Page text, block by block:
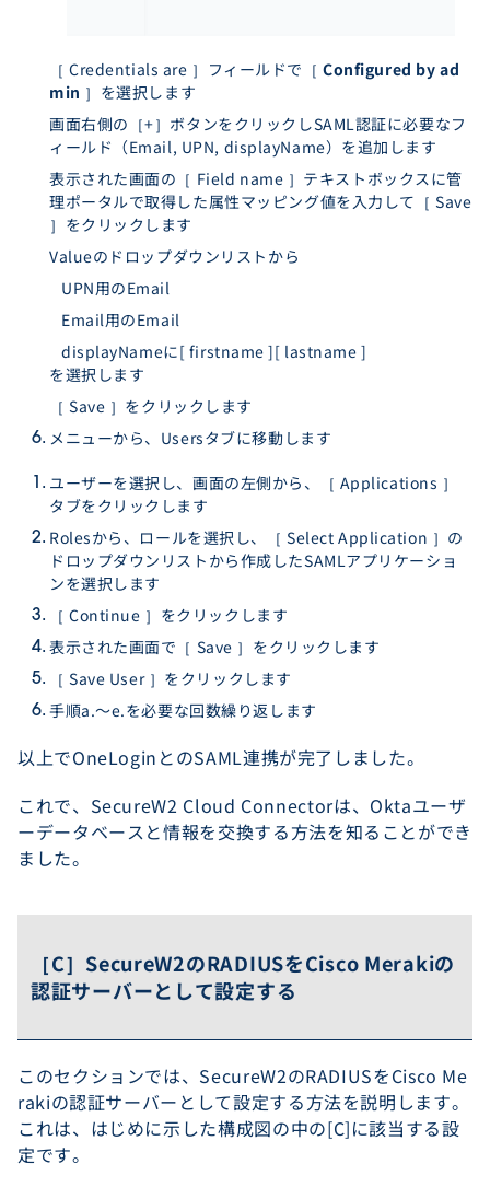
［ Credentials are ］フィールドで［Configured by ad
min ］を選択します
画面右側の［+］ボタンをクリックしSAML認証に必要なフ
ィールド（Email, UPN, displayName）を追加します
表示された画面の［ Field name ］テキストボックスに管
理ポータルで取得した属性マッピング値を入力して［ Save
］をクリックします
Valueのドロップダウンリストから
UPN用のEmail
Email用のEmail
displayNameに[ firstname ][ lastname ]
を選択します
［ Save ］をクリックします
メニューから、Usersタブに移動します
ユーザーを選択し、画面の左側から、［ Applications ］
タブをクリックします
Rolesから、ロールを選択し、［ Select Application ］の
ドロップダウンリストから作成したSAMLアプリケーショ
ンを選択します
［ Continue ］をクリックします
表示された画面で［ Save ］をクリックします
［ Save User ］をクリックします
手順a.〜e.を必要な回数繰り返します
以上でOneLoginとのSAML連携が完了しました。
これで、SecureW2 Cloud Connectorは、Oktaユーザ
ーデータベースと情報を交換する方法を知ることができ
ました。
［C］SecureW2のRADIUSをCisco Merakiの
認証サーバーとして設定する
このセクションでは、SecureW2のRADIUSをCisco Me
rakiの認証サーバーとして設定する方法を説明します。
これは、はじめに示した構成図の中の[C]に該当する設
定です。